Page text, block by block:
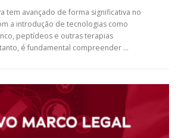
tem avançado de forma significativa no
a introdução de tecnologias como
peptídeos e outras terapias
é fundamental compreender …